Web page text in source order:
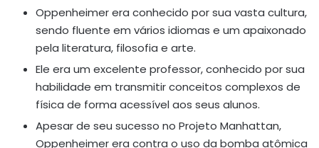
Oppenheimer era conhecido por sua vasta cultura,
sendo fluente em vários idiomas e um apaixonado
pela literatura, filosofia e arte.
Ele era um excelente professor, conhecido por sua
habilidade em transmitir conceitos complexos de
física de forma acessível aos seus alunos.
Apesar de seu sucesso no Projeto Manhattan,
Oppenheimer era contra o uso da bomba atômica